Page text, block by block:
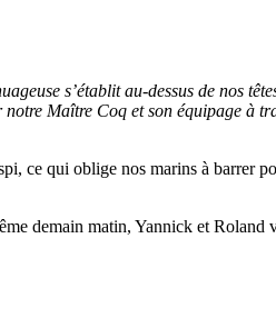
s’établit au-dessus de nos
Maître Coq et son équipage à
ce qui oblige nos marins à barrer
demain matin, Yannick et